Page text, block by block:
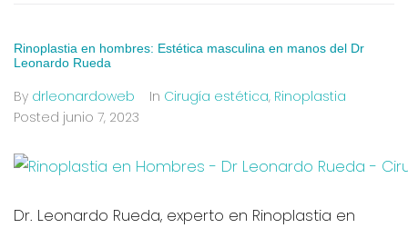
Rinoplastia en hombres: Estética masculina en manos del Dr
Leonardo Rueda
By drleonardoweb In Cirugía estética, Rinoplastia
Posted junio 7, 2023
Dr. Leonardo Rueda, experto en Rinoplastia en